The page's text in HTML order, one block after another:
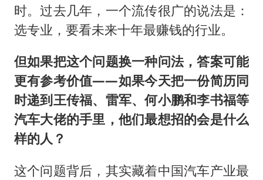
高铁双人座被免票儿童挤成3人座
易烊千玺金鸡百花双料影帝
中方：奉劝美方解除对古巴制裁封锁
“老戏骨”秦焰去世
伊朗最高领袖将任命数名高级指挥官
广岛长崎的昨天未必不会是日本的明天
真理之光，何以能照亮复兴之路？
时。过去几年，一个流传很广的说法是：
选专业，要看未来十年最赚钱的行业。
但如果把这个问题换一种问法，答案可能
更有参考价值——如果今天把一份简历同
时递到王传福、雷军、何小鹏和李书福等
汽车大佬的手里，他们最想招的会是什么
样的人？
这个问题背后，其实藏着中国汽车产业最